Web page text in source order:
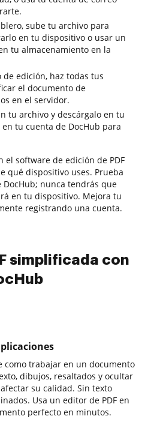
sube tu archivo para
en tu dispositivo o usar un
tu almacenamiento en la
edición, haz todas tus
el documento de
en el servidor.
tu archivo y descárgalo en tu
tu cuenta de DocHub para
software de edición de PDF
qué dispositivo uses. Prueba
nunca tendrás que
en tu dispositivo. Mejora tu
registrando una cuenta.
simplificada con
como trabajar en un documento
dibujos, resaltados y ocultar
su calidad. Sin texto
Usa un editor de PDF en
perfecto en minutos.